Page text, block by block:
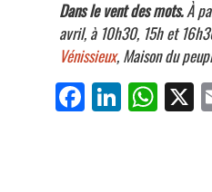
Dans le vent des mots.À
avril, à 10h30, 15h et
Vénissieux, Maison du
Fa
ce
Li
nk
W
ha
X